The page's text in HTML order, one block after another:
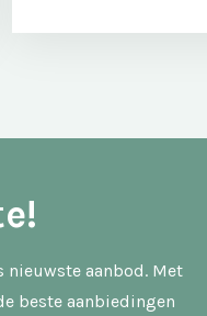
nieuwste aanbod. Met
beste aanbiedingen